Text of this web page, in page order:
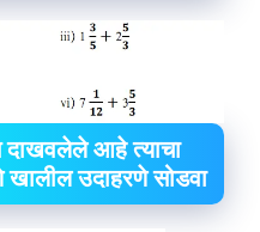
दाखवलेले आहे त्याचा
खालील उदाहरणे सोडवा